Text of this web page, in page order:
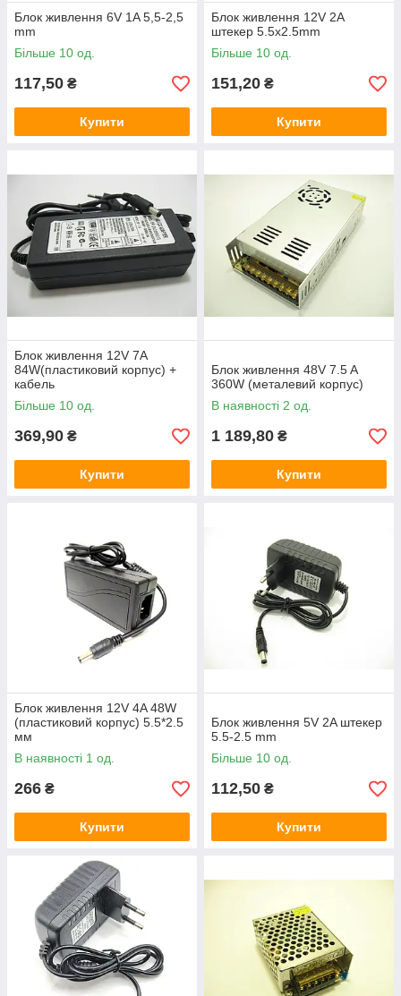
Блок живлення 6V 1A 5,5-2,5
mm
Більше 10 од.
117,50 ₴
Купити
Блок живлення 12V 2A
штекер 5.5x2.5mm
Більше 10 од.
151,20 ₴
Купити
Блок живлення 12V 7A
84W(пластиковий корпус) +
кабель
Більше 10 од.
369,90 ₴
Купити
Блок живлення 48V 7.5 A
360W (металевий корпус)
В наявності 2 од.
1 189,80 ₴
Купити
Блок живлення 12V 4A 48W
(пластиковий корпус) 5.5*2.5
мм
В наявності 1 од.
266 ₴
Купити
Блок живлення 5V 2A штекер
5.5-2.5 mm
Більше 10 од.
112,50 ₴
Купити